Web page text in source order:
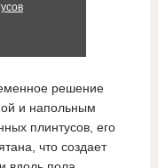
решение
и напольным
плинтусов, его
что создает